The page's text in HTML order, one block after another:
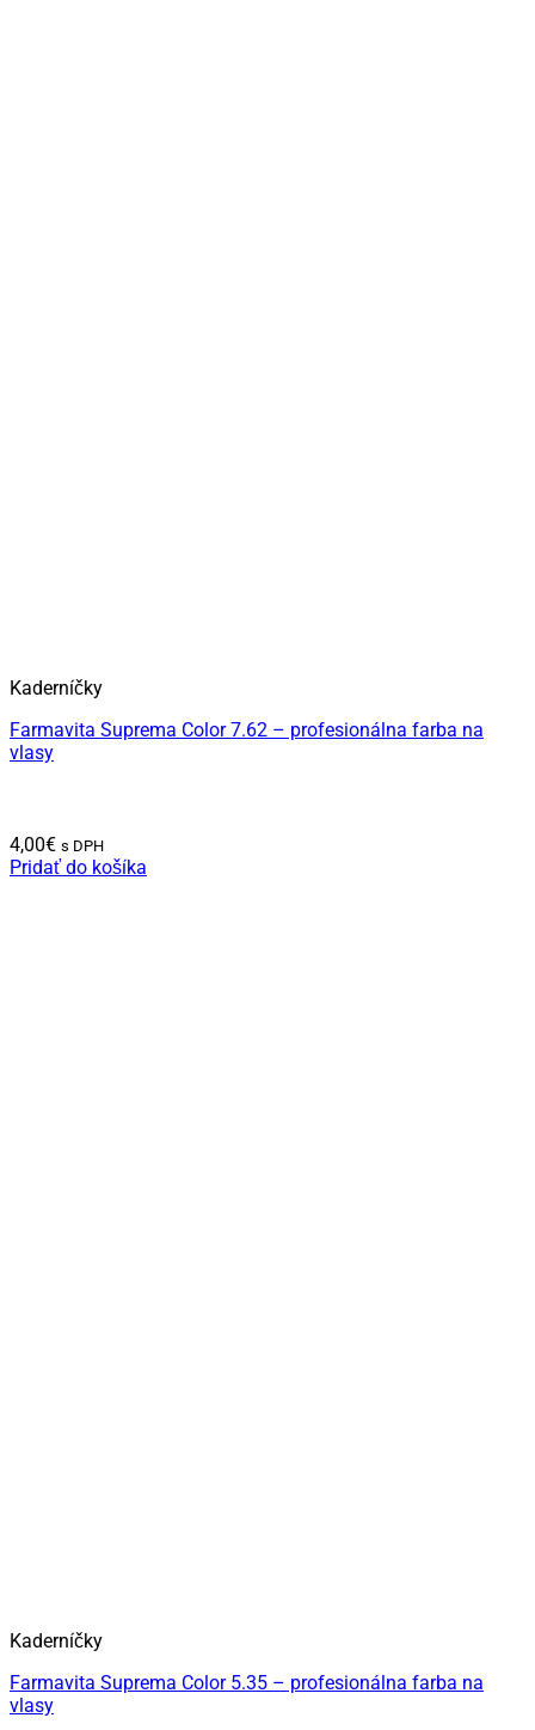
Kaderníčky
Farmavita Suprema Color 7.62 – profesionálna farba na
vlasy
4,00€ s DPH
Pridať do košíka
Kaderníčky
Farmavita Suprema Color 5.35 – profesionálna farba na
vlasy